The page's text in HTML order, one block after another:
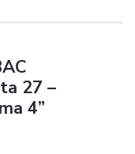
27 –
4”